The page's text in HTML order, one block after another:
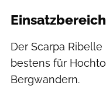
Der Scarpa
bestens für
Bergwandern.